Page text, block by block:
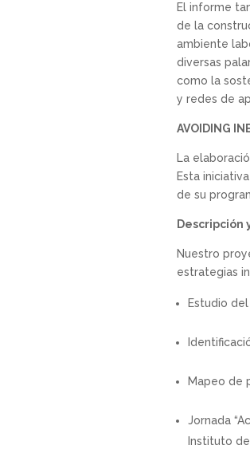
El informe
de la
ambiente
diversas
como la
y redes de
AVOIDING
La
Esta
de su
Descripción
Nuestro
estrategias
Estudio
Mapeo de
Jornada
Instituto